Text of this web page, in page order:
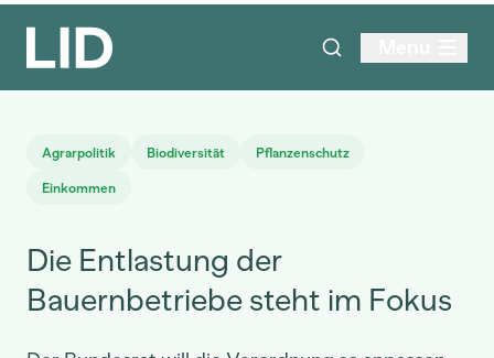
Agrarpolitik Biodiversität Pflanzenschutz
Einkommen
Die Entlastung der
Bauernbetriebe steht im Fokus